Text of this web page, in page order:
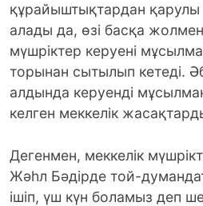
құрайыштықтардан
алады да, өзі басқа жолмен
мүшріктер керуені
торынан сытылып кетеді.
алдында керуенді
келген меккелік
Дегенмен, меккелік
Жәһл Бәдірде той-
ішіп, үш күн боламыз деп